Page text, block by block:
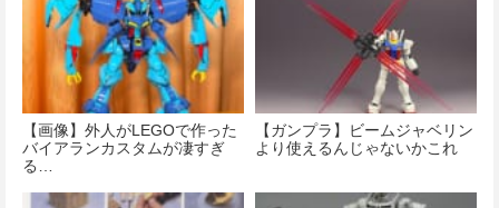
【画像】外人がLEGOで作った
バイアランカスタムが凄すぎ
る…
【ガンプラ】ビームジャベリン
より使えるんじゃないかこれ